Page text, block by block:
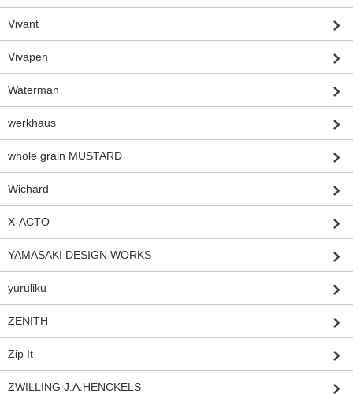
Vivant
Vivapen
Waterman
werkhaus
whole grain MUSTARD
Wichard
X-ACTO
YAMASAKI DESIGN WORKS
yuruliku
ZENITH
Zip It
ZWILLING J.A.HENCKELS